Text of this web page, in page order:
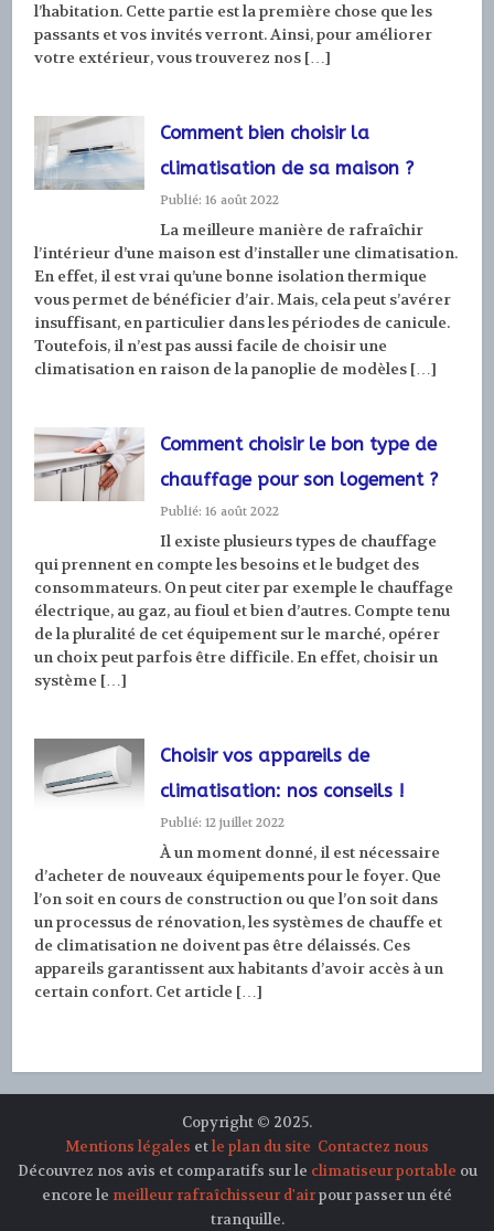
l’habitation. Cette partie est la première chose que les
passants et vos invités verront. Ainsi, pour améliorer
votre extérieur, vous trouverez nos […]
Comment bien choisir la
climatisation de sa maison ?
Publié: 16 août 2022
La meilleure manière de rafraîchir
l’intérieur d’une maison est d’installer une climatisation.
En effet, il est vrai qu’une bonne isolation thermique
vous permet de bénéficier d’air. Mais, cela peut s’avérer
insuffisant, en particulier dans les périodes de canicule.
Toutefois, il n’est pas aussi facile de choisir une
climatisation en raison de la panoplie de modèles […]
Comment choisir le bon type de
chauffage pour son logement ?
Publié: 16 août 2022
Il existe plusieurs types de chauffage
qui prennent en compte les besoins et le budget des
consommateurs. On peut citer par exemple le chauffage
électrique, au gaz, au fioul et bien d’autres. Compte tenu
de la pluralité de cet équipement sur le marché, opérer
un choix peut parfois être difficile. En effet, choisir un
système […]
Choisir vos appareils de
climatisation: nos conseils !
Publié: 12 juillet 2022
À un moment donné, il est nécessaire
d’acheter de nouveaux équipements pour le foyer. Que
l’on soit en cours de construction ou que l’on soit dans
un processus de rénovation, les systèmes de chauffe et
de climatisation ne doivent pas être délaissés. Ces
appareils garantissent aux habitants d’avoir accès à un
certain confort. Cet article […]
Copyright © 2025.
Mentions légales etle plan du site Contactez nous
Découvrez nos avis et comparatifs sur le climatiseur portable ou
encore le meilleur rafraîchisseur d'airpour passer un été
tranquille.